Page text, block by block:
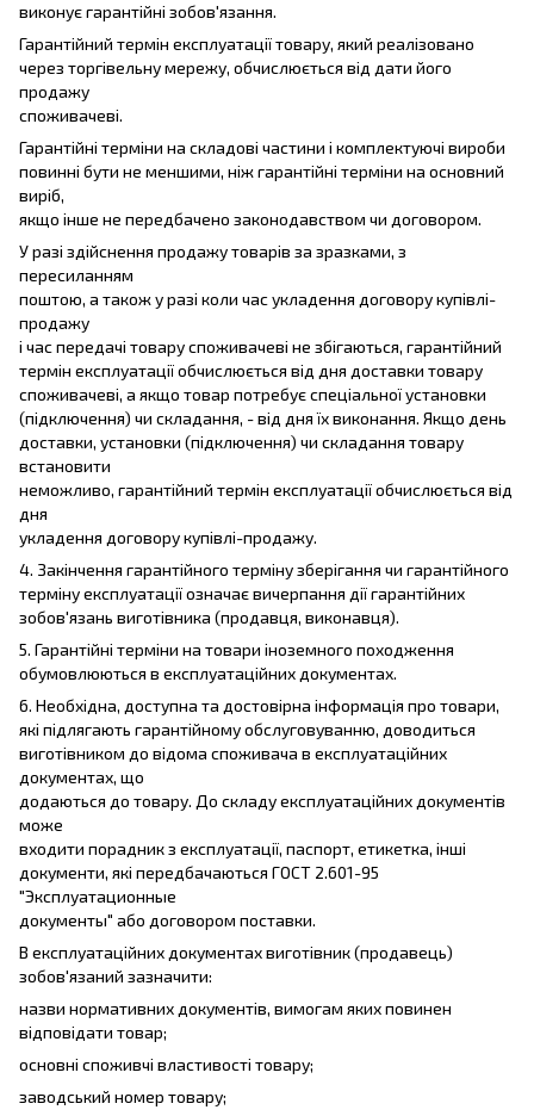
виконує гарантійні зобов'язання.
Гарантійний термін експлуатації товару, який реалізовано
через торгівельну мережу, обчислюється від дати його
продажу
споживачеві.
Гарантійні терміни на складові частини і комплектуючі вироби
повинні бути не меншими, ніж гарантійні терміни на основний
виріб,
якщо інше не передбачено законодавством чи договором.
У разі здійснення продажу товарів за зразками, з
пересиланням
поштою, а також у разі коли час укладення договору купівлі-
продажу
і час передачі товару споживачеві не збігаються, гарантійний
термін експлуатації обчислюється від дня доставки товару
споживачеві, а якщо товар потребує спеціальної установки
(підключення) чи складання, - від дня їх виконання. Якщо день
доставки, установки (підключення) чи складання товару
встановити
неможливо, гарантійний термін експлуатації обчислюється від
дня
укладення договору купівлі-продажу.
4. Закінчення гарантійного терміну зберігання чи гарантійного
терміну експлуатації означає вичерпання дії гарантійних
зобов'язань виготівника (продавця, виконавця).
5. Гарантійні терміни на товари іноземного походження
обумовлюються в експлуатаційних документах.
6. Необхідна, доступна та достовірна інформація про товари,
які підлягають гарантійному обслуговуванню, доводиться
виготівником до відома споживача в експлуатаційних
документах, що
додаються до товару. До складу експлуатаційних документів
може
входити порадник з експлуатації, паспорт, етикетка, інші
документи, які передбачаються ГОСТ 2.601-95
"Эксплуатационные
документы" або договором поставки.
В експлуатаційних документах виготівник (продавець)
зобов'язаний зазначити:
назви нормативних документів, вимогам яких повинен
відповідати товар;
основні споживчі властивості товару;
заводський номер товару;